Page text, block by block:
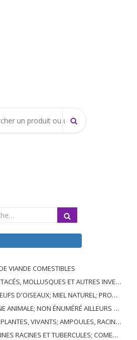
VIANDE COMESTIBLES
ET AUTRES INVERTÉBRÉS AQUATIQUES
PRODUITS COMESTIBLES D'ORIGINE ANIMALE, NON ÉNUMÉRÉS AILLEURS OU INCLUS
NON ÉNUMÉRÉ AILLEURS OU INCLUS
RACINES ET ANALOGUES; FLEURS COUPEES ET FEUILLAGE ORNEMENTAL
RACINES ET TUBERCULES; COMESTIBLE